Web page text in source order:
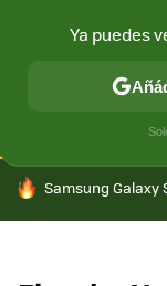
CONECTIVIDAD
HOY SE HABLA DE
Samsung Galaxy
Ya puedes